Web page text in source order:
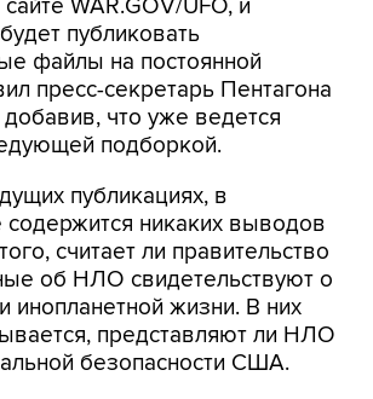
WAR.GOV/UFO, и
публиковать
файлы на постоянной
пресс-секретарь Пентагона
что уже ведется
подборкой.
публикациях, в
содержится никаких выводов
считает ли правительство
об НЛО свидетельствуют о
инопланетной жизни. В них
представляют ли НЛО
безопасности США.